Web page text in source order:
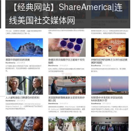
【经典网站】ShareAmerica|连
线美国社交媒体网